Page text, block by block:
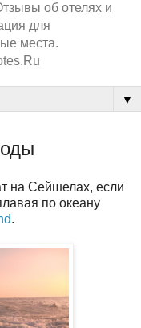
об отелях и
для
места.
▼
на Сейшелах, если
по океану
.